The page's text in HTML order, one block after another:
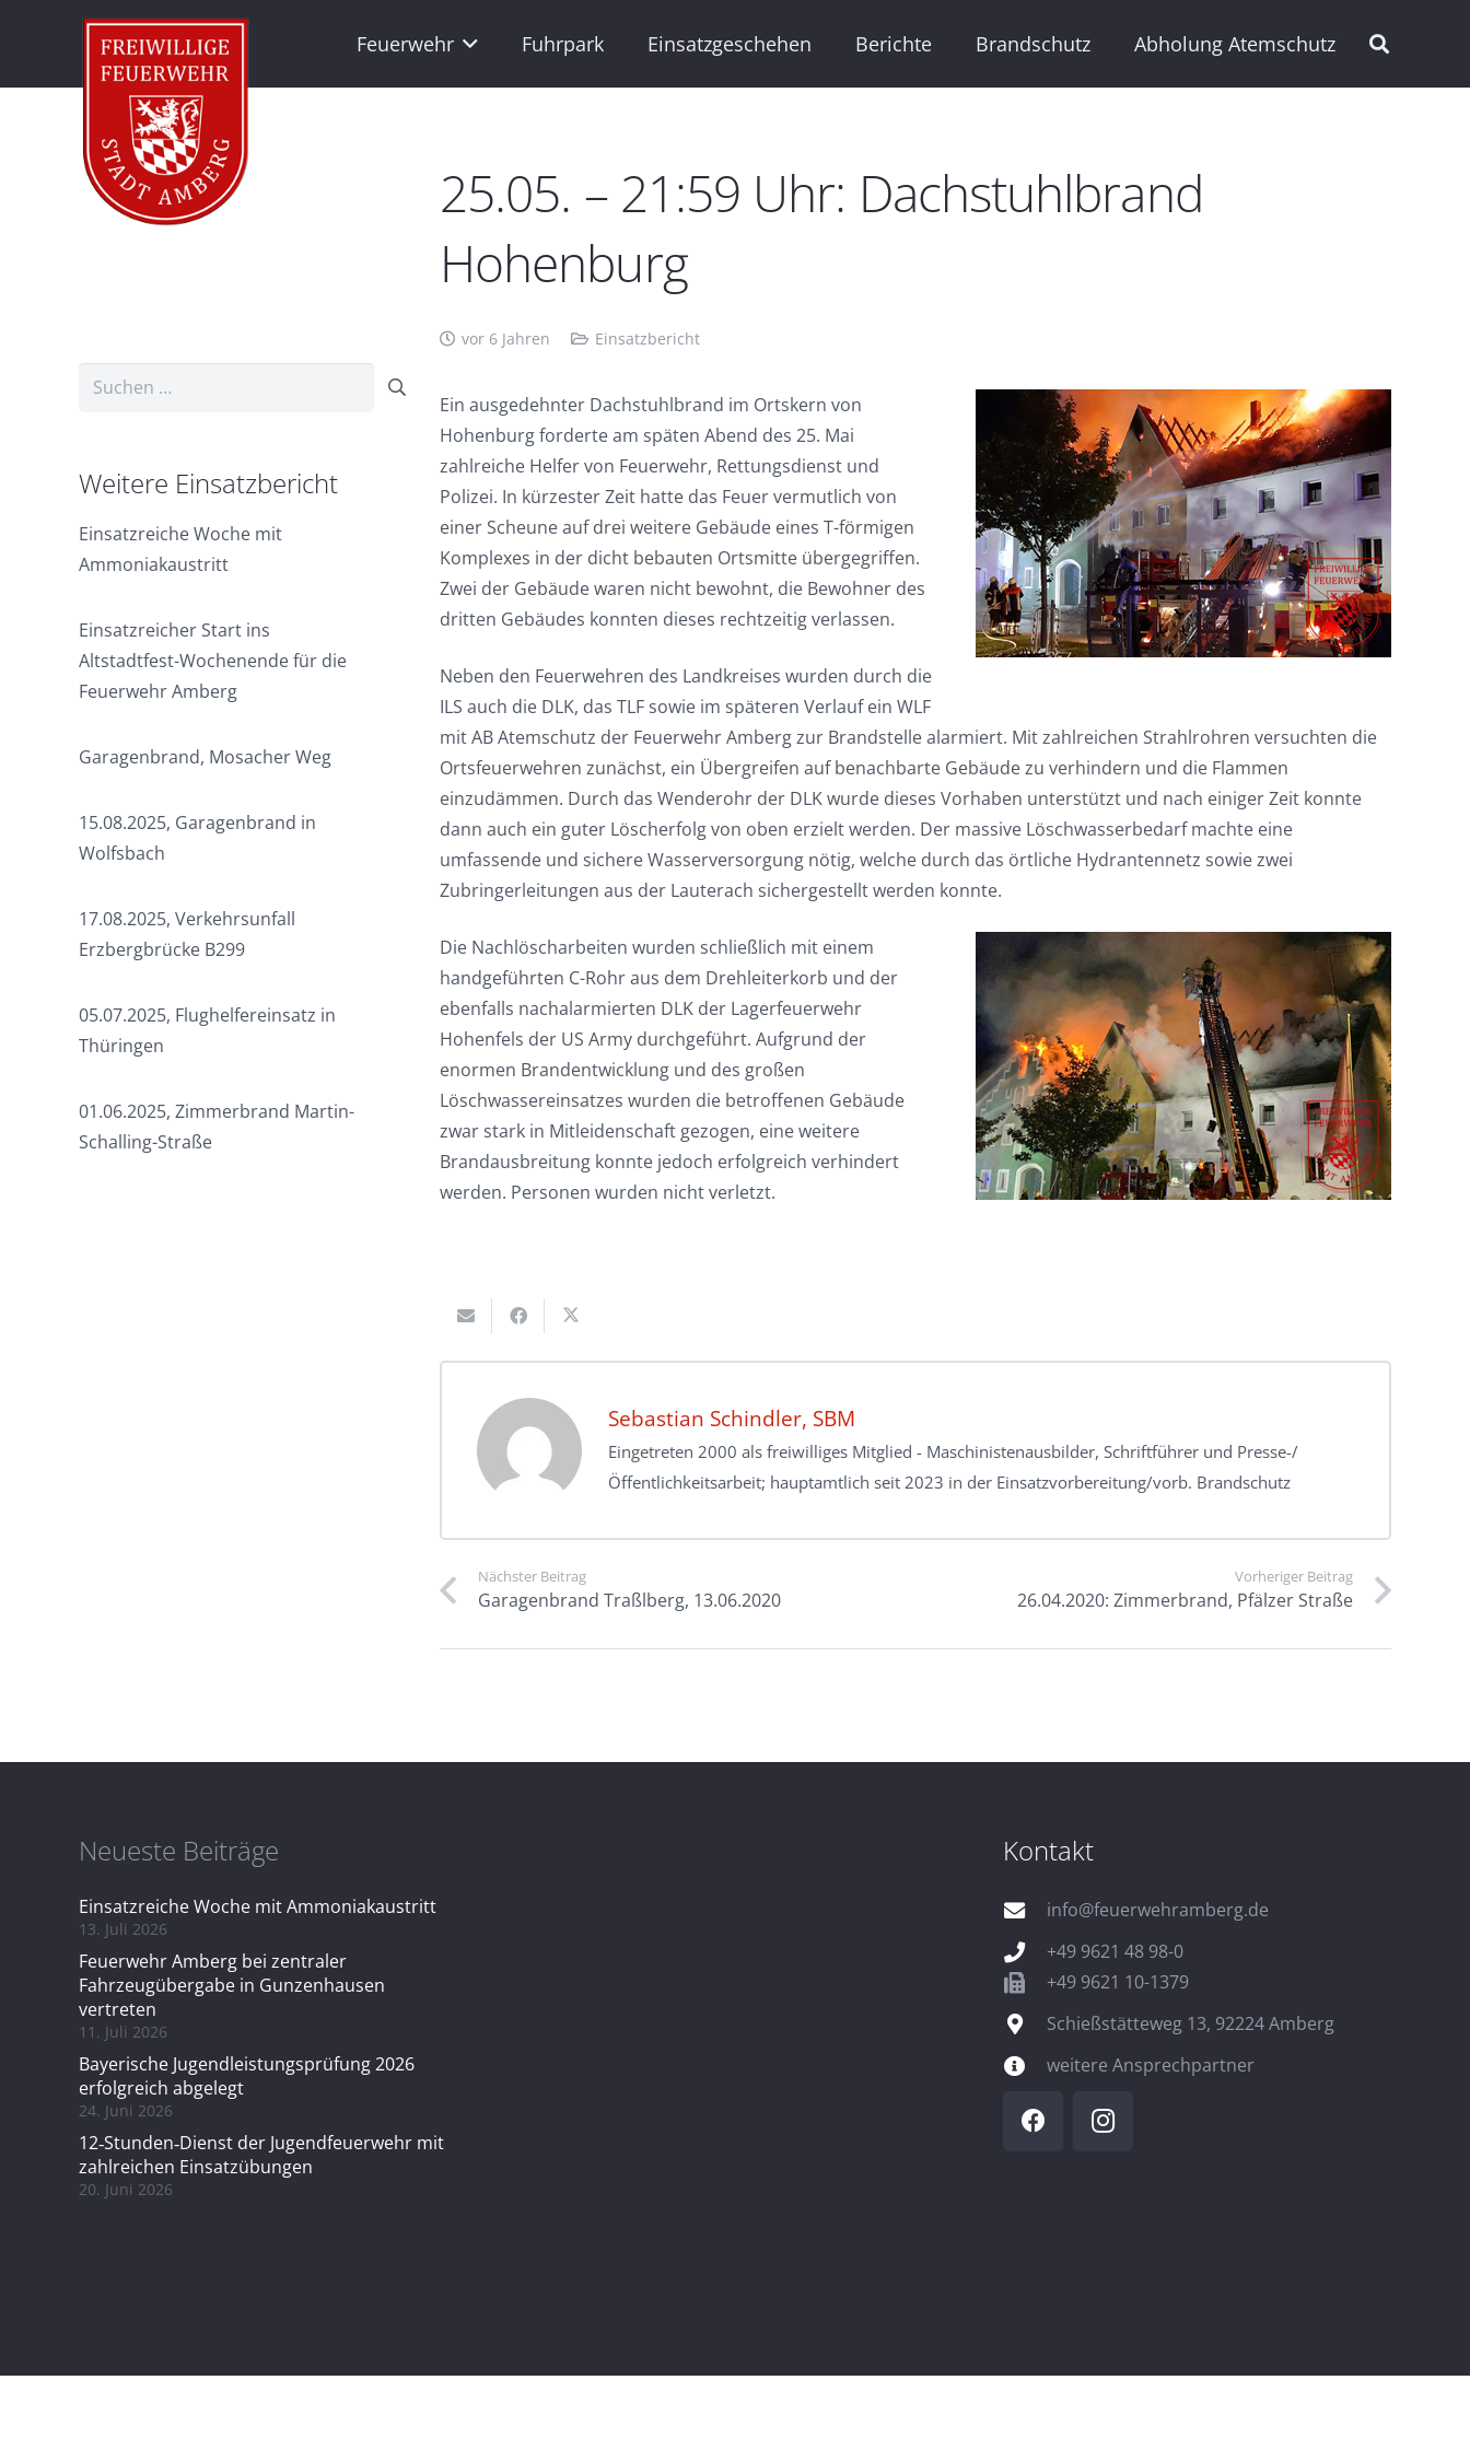
Feuerwehr Fuhrpark Einsatzgeschehen Berichte Brandschutz Abholung Atemschutz
25.05. – 21:59 Uhr: Dachstuhlbrand
Hohenburg
vor 6 Jahren Einsatzbericht
Ein ausgedehnter Dachstuhlbrand im Ortskern von
Hohenburg forderte am späten Abend des 25. Mai
zahlreiche Helfer von Feuerwehr, Rettungsdienst und
Polizei. In kürzester Zeit hatte das Feuer vermutlich von
einer Scheune auf drei weitere Gebäude eines T-förmigen
Komplexes in der dicht bebauten Ortsmitte übergegriffen.
Zwei der Gebäude waren nicht bewohnt, die Bewohner des
dritten Gebäudes konnten dieses rechtzeitig verlassen.
Neben den Feuerwehren des Landkreises wurden durch die
ILS auch die DLK, das TLF sowie im späteren Verlauf ein WLF
mit AB Atemschutz der Feuerwehr Amberg zur Brandstelle alarmiert. Mit zahlreichen Strahlrohren versuchten die
Ortsfeuerwehren zunächst, ein Übergreifen auf benachbarte Gebäude zu verhindern und die Flammen
einzudämmen. Durch das Wenderohr der DLK wurde dieses Vorhaben unterstützt und nach einiger Zeit konnte
dann auch ein guter Löscherfolg von oben erzielt werden. Der massive Löschwasserbedarf machte eine
umfassende und sichere Wasserversorgung nötig, welche durch das örtliche Hydrantennetz sowie zwei
Zubringerleitungen aus der Lauterach sichergestellt werden konnte.
Die Nachlöscharbeiten wurden schließlich mit einem
handgeführten C-Rohr aus dem Drehleiterkorb und der
ebenfalls nachalarmierten DLK der Lagerfeuerwehr
Hohenfels der US Army durchgeführt. Aufgrund der
enormen Brandentwicklung und des großen
Löschwassereinsatzes wurden die betroffenen Gebäude
zwar stark in Mitleidenschaft gezogen, eine weitere
Brandausbreitung konnte jedoch erfolgreich verhindert
werden. Personen wurden nicht verletzt.
Sebastian Schindler, SBM
Eingetreten 2000 als freiwilliges Mitglied - Maschinistenausbilder, Schriftführer und Presse-/
Öffentlichkeitsarbeit; hauptamtlich seit 2023 in der Einsatzvorbereitung/vorb. Brandschutz
Nächster Beitrag
Garagenbrand Traßlberg, 13.06.2020
Vorheriger Beitrag
26.04.2020: Zimmerbrand, Pfälzer Straße
Suchen
Weitere Einsatzbericht
Einsatzreiche Woche mit
Ammoniakaustritt
Einsatzreicher Start ins
Altstadtfest-Wochenende für die
Feuerwehr Amberg
Garagenbrand, Mosacher Weg
15.08.2025, Garagenbrand in
Wolfsbach
17.08.2025, Verkehrsunfall
Erzbergbrücke B299
05.07.2025, Flughelfereinsatz in
Thüringen
01.06.2025, Zimmerbrand Martin-
Schalling-Straße
Neueste Beiträge
Einsatzreiche Woche mit Ammoniakaustritt
13. Juli 2026
Feuerwehr Amberg bei zentraler
Fahrzeugübergabe in Gunzenhausen
vertreten
11. Juli 2026
Bayerische Jugendleistungsprüfung 2026
erfolgreich abgelegt
24. Juni 2026
12‑Stunden‑Dienst der Jugendfeuerwehr mit
zahlreichen Einsatzübungen
20. Juni 2026
Kontakt
info@feuerwehramberg.de
+49 9621 48 98-0
+49 9621 10-1379
Schießstätteweg 13, 92224 Amberg
weitere Ansprechpartner